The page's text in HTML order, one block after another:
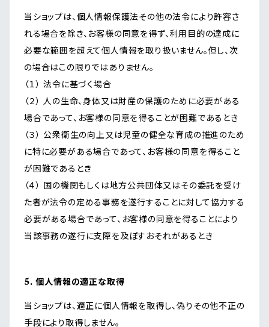
当ショップは、個人情報保護法その他の法令により許容さ
れる場合を除き、お客様の同意を得ず、利用目的の達成に
必要な範囲を超えて個人情報を取り扱いません。但し、次
の場合はこの限りではありません。
（１） 法令に基づく場合
（２） 人の生命、身体又は財産の保護のために必要がある
場合であって、お客様の同意を得ることが困難であるとき
（３） 公衆衛生の向上又は児童の健全な育成の推進のため
に特に必要がある場合であって、お客様の同意を得ること
が困難であるとき
（４） 国の機関もしくは地方公共団体又はその委託を受け
た者が法令の定める事務を遂行することに対して協力する
必要がある場合であって、お客様の同意を得ることにより
当該事務の遂行に支障を及ぼすおそれがあるとき
5. 個人情報の適正な取得
当ショップは、適正に個人情報を取得し、偽りその他不正の
手段により取得しません。